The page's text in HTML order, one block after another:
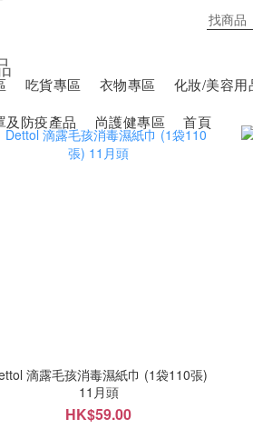
吃貨專區 衣物專區 化妝/美容用
及防疫產品 尚護健專區 首頁
滴露毛孩消毒濕紙巾 (1袋110張)
11月頭
HK$59.00